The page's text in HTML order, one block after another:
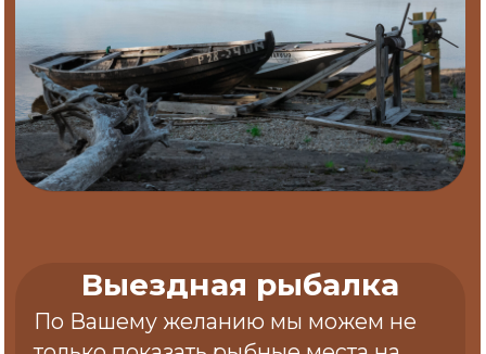
Такого больше нет
нигде
Для вашей безопасности и комфорта, на базе
Опытные инструкторы
и егеря
Именно так